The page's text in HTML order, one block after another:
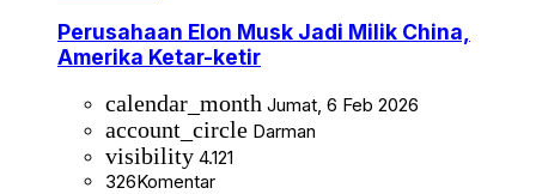
Perusahaan Elon Musk Jadi Milik China,
Amerika Ketar-ketir
calendar_month Jumat, 6 Feb 2026
account_circle Darman
visibility 4.121
326Komentar